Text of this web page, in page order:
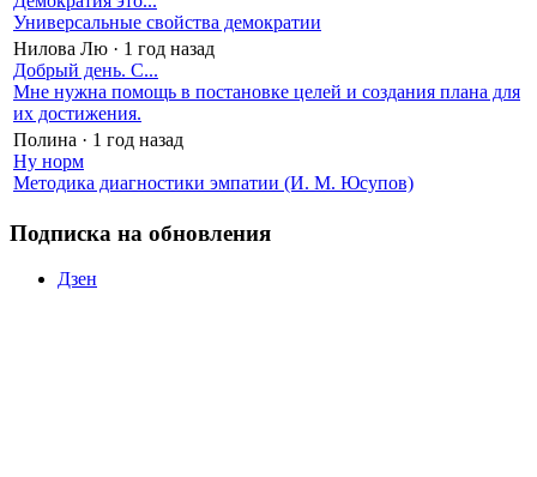
Универсальные свойства демократии
Нилова Лю · 1 год назад
Добрый день. С...
Мне нужна помощь в постановке целей и создания плана для
их достижения.
Полина · 1 год назад
Ну норм
Методика диагностики эмпатии (И. М. Юсупов)
Подписка на обновления
Дзен